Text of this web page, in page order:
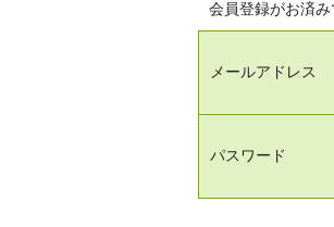
会員登録がお済み
メールアドレス
パスワード